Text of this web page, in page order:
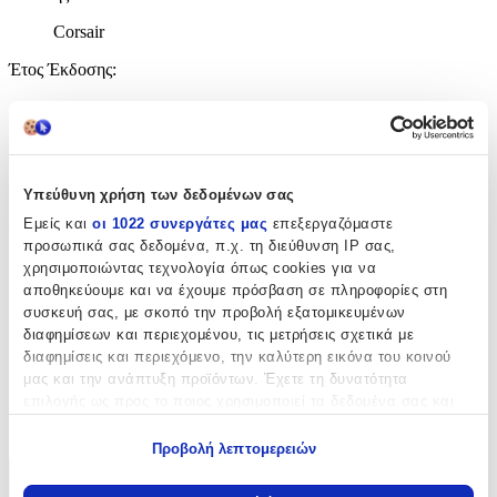
Υπεύθυνη χρήση των δεδομένων σας
Εμείς και οι 1022 συνεργάτες μας επεξεργαζόμαστε
προσωπικά σας δεδομένα, π.χ. τη διεύθυνση IP σας,
χρησιμοποιώντας τεχνολογία όπως cookies για να
αποθηκεύουμε και να έχουμε πρόσβαση σε πληροφορίες στη
συσκευή σας, με σκοπό την προβολή εξατομικευμένων
διαφημίσεων και περιεχομένου, τις μετρήσεις σχετικά με
διαφημίσεις και περιεχόμενο, την καλύτερη εικόνα του κοινού
μας και την ανάπτυξη προϊόντων. Έχετε τη δυνατότητα
Να συλλέξουμε πληροφορίες σχετικά με τη γεωγραφική
Προβολή λεπτομερειών
Corsair
Έτος Έκδοσης:
Διαστάσεις
3.2x12.8x19.6
cm
Γλώσσα:
Αγγλικά
ISBN
Χαρακτηριστικά